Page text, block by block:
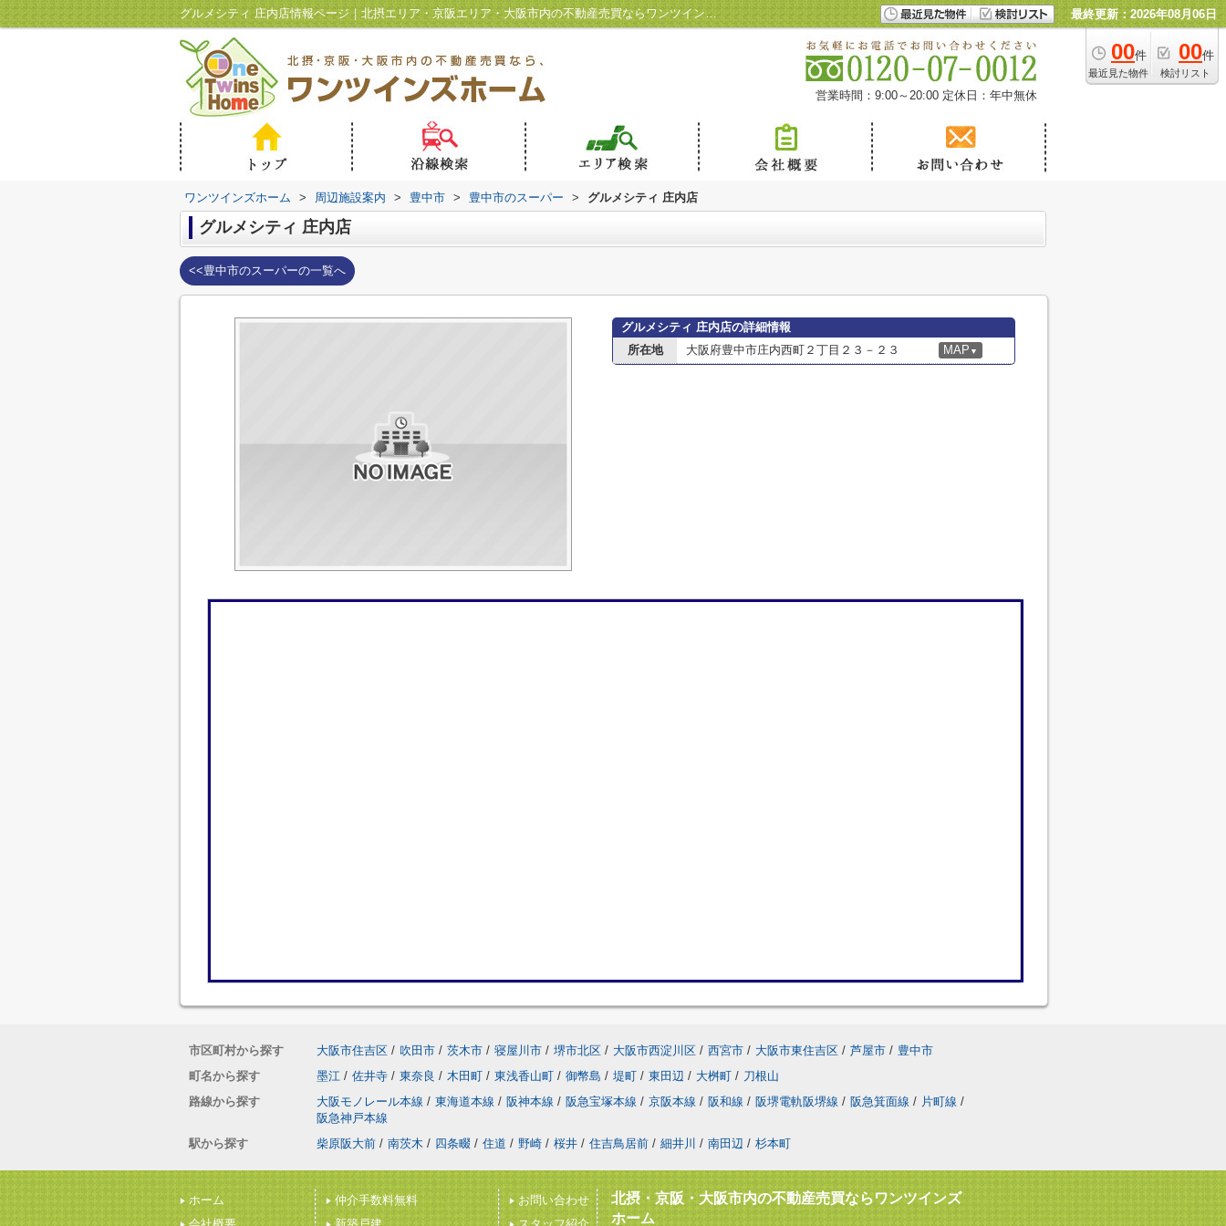
グルメシティ 庄内店情報ページ｜北摂エリア・京阪エリア・大阪市内の不動産売買ならワンツインズホーム 最終更新：2026年08月06日
00件
最近見た物件
00件
検討リスト
営業時間：9:00～20:00 定休日：年中無休
ワンツインズホーム > 周辺施設案内 > 豊中市 > 豊中市のスーパー > グルメシティ 庄内店
グルメシティ 庄内店
<<豊中市のスーパーの一覧へ
グルメシティ 庄内店の詳細情報
所在地
大阪府豊中市庄内西町２丁目２３－２３ MAP ▼
市区町村から探す 大阪市住吉区 / 吹田市 / 茨木市 / 寝屋川市 / 堺市北区 / 大阪市西淀川区 / 西宮市 / 大阪市東住吉区 / 芦屋市 / 豊中市
町名から探す
墨江 / 佐井寺 / 東奈良 / 木田町 / 東浅香山町 / 御幣島 / 堤町 / 東田辺 / 大桝町 / 刀根山
路線から探す
大阪モノレール本線 / 東海道本線 / 阪神本線 / 阪急宝塚本線 / 京阪本線 / 阪和線 / 阪堺電軌阪堺線 / 阪急箕面線 / 片町線 /
阪急神戸本線
駅から探す
柴原阪大前 / 南茨木 / 四条畷 / 住道 / 野崎 / 桜井 / 住吉鳥居前 / 細井川 / 南田辺 / 杉本町
ホーム
仲介手数料無料
お問い合わせ
北摂・京阪・大阪市内の不動産売買ならワンツインズ
ホーム